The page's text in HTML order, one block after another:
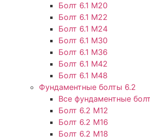
Болт 6.1 М20
Болт 6.1 М22
Болт 6.1 М24
Болт 6.1 М30
Болт 6.1 М36
Болт 6.1 М42
Болт 6.1 М48
Фундаментные болты 6.2
Все фундаментные
Болт 6.2 М12
Болт 6.2 М16
Болт 6.2 М18